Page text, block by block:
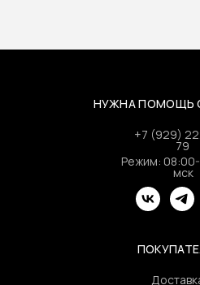
НУЖНА ПОМОЩЬ
+7 (929)
79
Режим:
мск